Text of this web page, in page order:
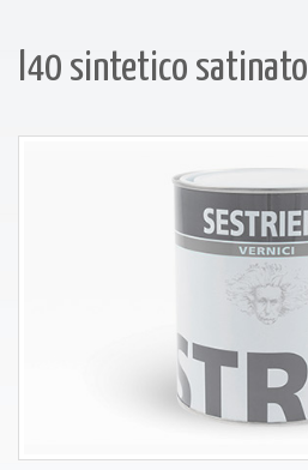
l40 sintetico satinato